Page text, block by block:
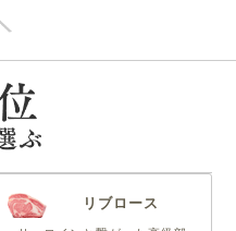
リブロース